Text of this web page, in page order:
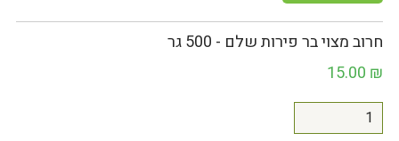
חרוב מצוי בר פירות שלם - 500 גר
15.00 ₪